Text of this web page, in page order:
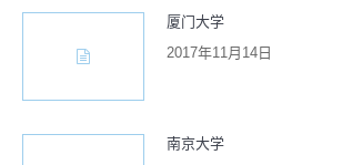
厦门大学
2017年11月14日
南京大学